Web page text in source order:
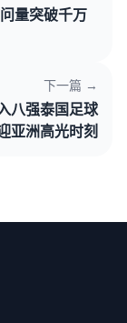
量突破千万
下一篇 →
八强泰国足球
亚洲高光时刻